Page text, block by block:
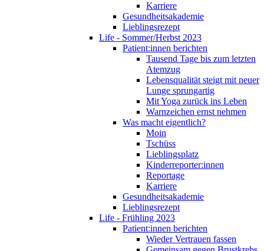
Karriere
Gesundheitsakademie
Lieblingsrezept
Life - Sommer/Herbst 2023
Patient:innen berichten
Tausend Tage bis zum letzten
Atemzug
Lebensqualität steigt mit neuer
Lunge sprungartig
Mit Yoga zurück ins Leben
Warnzeichen ernst nehmen
Was macht eigentlich?
Moin
Tschüss
Lieblingsplatz
Kinderreporter:innen
Reportage
Karriere
Gesundheitsakademie
Lieblingsrezept
Life - Frühling 2023
Patient:innen berichten
Wieder Vertrauen fassen